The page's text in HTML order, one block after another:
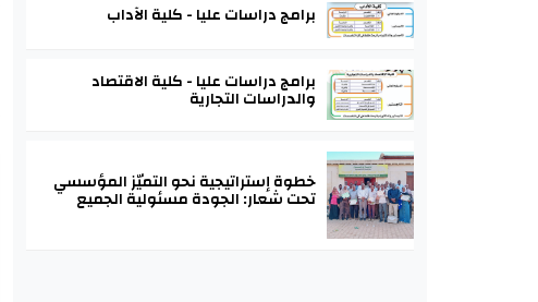
برامج دراسات عليا - كلية الآداب
برامج دراسات عليا - كلية الاقتصاد
والدراسات التجارية
خطوة إستراتيجية نحو التميّز المؤسسي
تحت شعار: الجودة مسئولية الجميع